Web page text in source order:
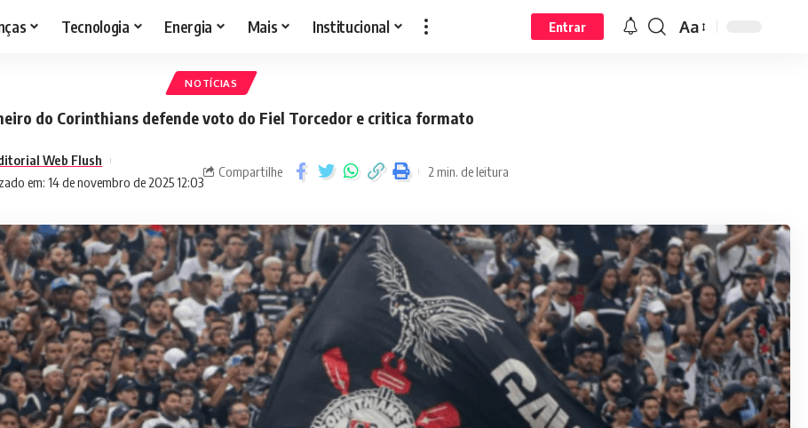
Tecnologia Energia Mais Institucional Entrar Aa
NOTÍCIAS
do Corinthians defende voto do Fiel Torcedor e critica formato
em: 14 de novembro de 2025 12:03
Web Flush
Compartilhe 2 min. de leitura